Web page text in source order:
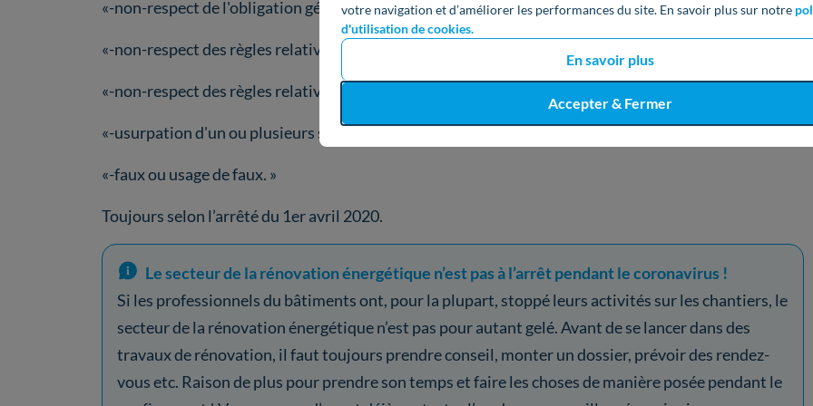
votre navigation et d’améliorer les performances du site. En savoir plus sur notre
d'utilisation de cookies.
En savoir plus
Accepter & Fermer
«-non-respect de l'obligation générale d'information précontractuelle ;
«-non-respect des règles relatives au crédit à la consommation ;
«-non-respect des règles relatives à la protection des données ;
«-usurpation d'un ou plusieurs signes de qualité ;
«-faux ou usage de faux. »
Toujours selon l’arrêté du 1er avril 2020.
Le secteur de la rénovation énergétique n’est pas à l’arrêt pendant le coronavirus !
Si les professionnels du bâtiments ont, pour la plupart, stoppé leurs activités sur les chantiers, le
secteur de la rénovation énergétique n’est pas pour autant gelé. Avant de se lancer dans des
travaux de rénovation, il faut toujours prendre conseil, monter un dossier, prévoir des rendez-
vous etc. Raison de plus pour prendre son temps et faire les choses de manière posée pendant le